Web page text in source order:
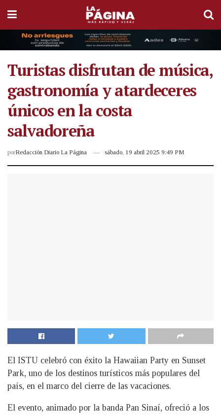
Turistas disfrutan de música,
gastronomía y atardeceres
únicos en la costa
salvadoreña
porRedacción Diario La Página sábado, 19 abril 2025 9:49 PM
El ISTU celebró con éxito la Hawaiian Party en Sunset
Park, uno de los destinos turísticos más populares del
país, en el marco del cierre de las vacaciones.
El evento, animado por la banda Pan Sinaí, ofreció a los